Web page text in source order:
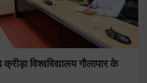
विश्वविद्यालय गौलापार के